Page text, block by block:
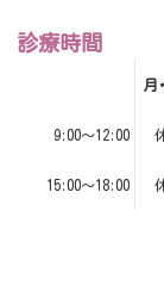
診療時間
月
9:00～12:00
15:00～18:00